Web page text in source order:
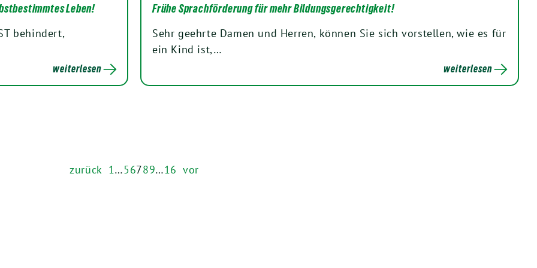
Leben!
behindert,
weiterlesen
Frühe Sprachförderung für mehr Bildungsgerechtigkeit!
Sehr geehrte Damen und Herren, können Sie sich vorstellen, wie es für
ein Kind ist,…
weiterlesen
zurück 1 …56789…16 vor